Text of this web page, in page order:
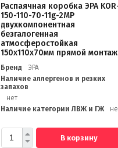
Распаячная коробка ЭРА
150-110-70-11g-2MP
двухкомпонентная
безгалогенная
атмосферостойкая
150х110х70мм прямой монтаж
Бренд
ЭРА
Наличие аллергенов и резких
запахов
нет
Наличие категории ЛВЖ и ГЖ
В корзину